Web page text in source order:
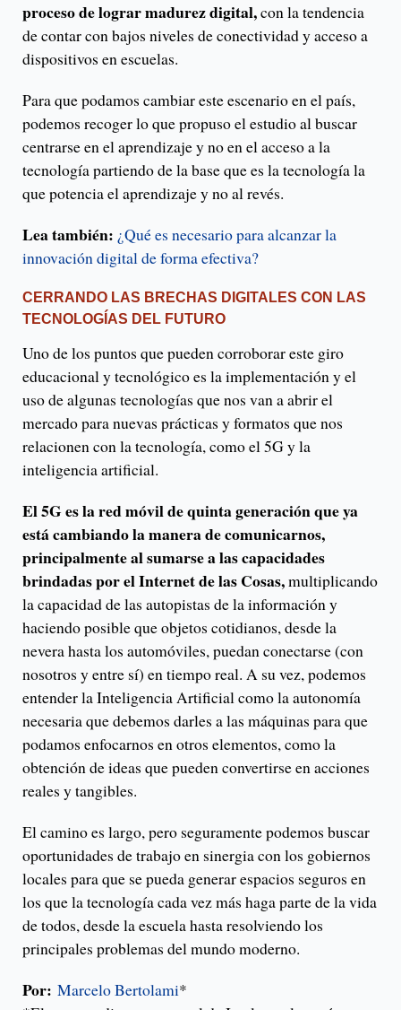
proceso de lograr madurez digital,con la tendencia
de contar con bajos niveles de conectividad y acceso a
dispositivos en escuelas.
Para que podamos cambiar este escenario en el país,
podemos recoger lo que propuso el estudio al buscar
centrarse en el aprendizaje y no en el acceso a la
tecnología partiendo de la base que es la tecnología la
que potencia el aprendizaje y no al revés.
Lea también: ¿Qué es necesario para alcanzar la
innovación digital de forma efectiva?
CERRANDO LAS BRECHAS DIGITALES CON LAS
TECNOLOGÍAS DEL FUTURO
Uno de los puntos que pueden corroborar este giro
educacional y tecnológico es la implementación y el
uso de algunas tecnologías que nos van a abrir el
mercado para nuevas prácticas y formatos que nos
relacionen con la tecnología, como el 5G y la
inteligencia artificial.
El 5G es la red móvil de quinta generación que ya
está cambiando la manera de comunicarnos,
principalmente al sumarse a las capacidades
brindadas por el Internet de las Cosas,multiplicando
la capacidad de las autopistas de la información y
haciendo posible que objetos cotidianos, desde la
nevera hasta los automóviles, puedan conectarse (con
nosotros y entre sí) en tiempo real. A su vez, podemos
entender la Inteligencia Artificial como la autonomía
necesaria que debemos darles a las máquinas para que
podamos enfocarnos en otros elementos, como la
obtención de ideas que pueden convertirse en acciones
reales y tangibles.
El camino es largo, pero seguramente podemos buscar
oportunidades de trabajo en sinergia con los gobiernos
locales para que se pueda generar espacios seguros en
los que la tecnología cada vez más haga parte de la vida
de todos, desde la escuela hasta resolviendo los
principales problemas del mundo moderno.
Por: Marcelo Bertolami*